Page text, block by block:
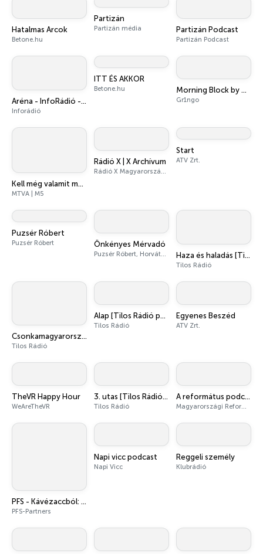
Hatalmas Arcok
Betone.hu
Partizán
Partizán média Partizán Podcast
Partizán Podcast
Aréna - InfoRádió - Infostart.hu
Inforádió
ITT ÉS AKKOR
Betone.hu Morning Block by Gr1ngo
Gr1ngo
Kell még valamit mondanom, Ildikó?
MTVA | M5
Rádió X | X Archívum
Rádió X Magyarország | radiox.online
Start
ATV Zrt.
Puzsér Róbert
Puzsér Róbert Önkényes Mérvadó
Puzsér Róbert, Horváth Oszkár Haza és haladás [Tilos Rádió podcast]
Tilos Rádió
Csonkamagyarország [Tilos Rádió podcast]
Tilos Rádió
Alap [Tilos Rádió podcast]
Tilos Rádió
Egyenes Beszéd
ATV Zrt.
TheVR Happy Hour
WeAreTheVR
3. utas [Tilos Rádió podcast]
Tilos Rádió
A református podcast
Magyarországi Református Egyház
PFS - Kávézaccból: Aktuális gazdasági témák érthetően
PFS-Partners
Napi vicc podcast
Napi Vicc
Reggeli személy
Klubrádió